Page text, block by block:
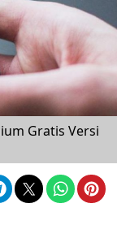
Gratis Versi